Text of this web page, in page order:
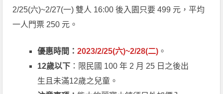
2/25(六)~2/27(一) 雙人 16:00 後入園只要 499 元，平均
一人門票 250 元。
優惠時間：2023/2/25(六)~2/28(二) 。
12歲以下 ：限民國 100 年 2 月 25 日之後出
生且未滿12歲之兒童。